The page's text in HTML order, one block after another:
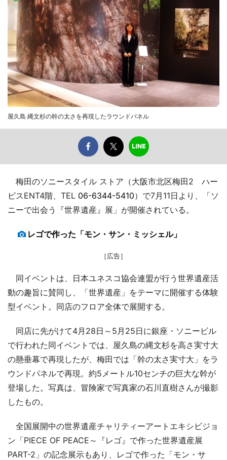
屋久島 縄文杉の幹の太さを再現したラウンドパネル
梅田のソニースタイル ストア（大阪市北区梅田2 ハー
ビスENT4階、TEL 06-6344-5410）で7月11日より、「ソ
ニーで出会う『世界遺産』展」が開催されている。
レゴで作った「モン・サン・ミッシェル」
［広告］
同イベントは、日本ユネスコ協会連盟が行う世界遺産活
動の趣旨に賛同し、「世界遺産」をテーマに開催する体験
型イベント。同店のフロア全体で展開する。
同店に先がけて4月28日～5月25日に銀座・ソニービル
で行われた同イベントでは、屋久島の縄文杉を高さ実寸大
の懸垂幕で再現したが、梅田では「幹の太さ実寸大」をラ
ウンドパネルで再現。約5メートル10センチの巨大な幹が
登場した。写真は、冒険家で写真家の石川直樹さんが撮影
したもの。
全国展開中の世界遺産チャリティーアートエキシビジョ
ン「PIECE OF PEACE～『レゴ』で作った世界遺産展
PART-2」の記念展示もあり、レゴで作った「モン・サ